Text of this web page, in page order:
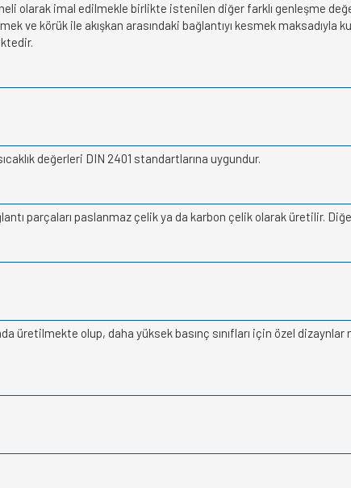
olarak imal edilmekle birlikte istenilen diğer farklı genleşme
körük ile akışkan arasındaki bağlantıyı kesmek maksadıyla
değerleri DIN 2401 standartlarına uygundur.
parçaları paslanmaz çelik ya da karbon çelik olarak üretilir.
üretilmekte olup, daha yüksek basınç sınıfları için özel